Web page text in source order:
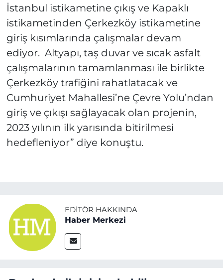
İstanbul istikametine çıkış ve Kapaklı
istikametinden Çerkezköy istikametine
giriş kısımlarında çalışmalar devam
ediyor. Altyapı, taş duvar ve sıcak asfalt
çalışmalarının tamamlanması ile birlikte
Çerkezköy trafiğini rahatlatacak ve
Cumhuriyet Mahallesi’ne Çevre Yolu’ndan
giriş ve çıkışı sağlayacak olan projenin,
2023 yılının ilk yarısında bitirilmesi
hedefleniyor” diye konuştu.
EDITÖR HAKKINDA
Haber Merkezi